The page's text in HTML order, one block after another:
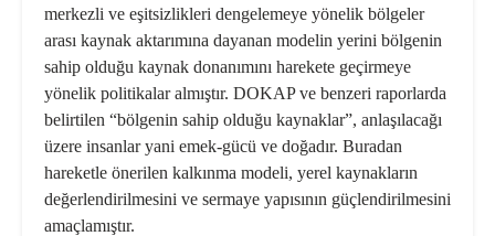
merkezli ve eşitsizlikleri dengelemeye yönelik bölgeler
arası kaynak aktarımına dayanan modelin yerini bölgenin
sahip olduğu kaynak donanımını harekete geçirmeye
yönelik politikalar almıştır. DOKAP ve benzeri raporlarda
belirtilen “bölgenin sahip olduğu kaynaklar”, anlaşılacağı
üzere insanlar yani emek-gücü ve doğadır. Buradan
hareketle önerilen kalkınma modeli, yerel kaynakların
değerlendirilmesini ve sermaye yapısının güçlendirilmesini
amaçlamıştır.